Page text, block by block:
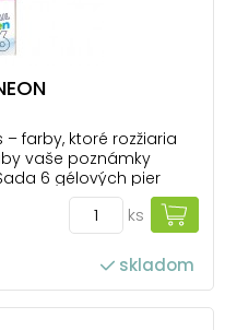
– farby, ktoré rozžiaria
vaše poznámky
6 gélových pier
okamžite upútajú
každému textu aj
ks
skladom